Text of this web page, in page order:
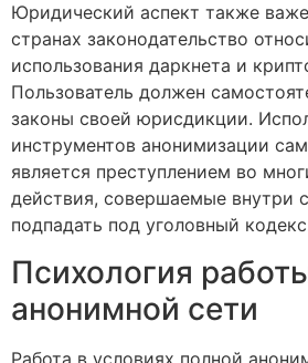
Юридический аспект также
странах законодательство
использования даркнета и
Пользователь должен
законы своей юрисдикции.
инструментов анонимизации
является преступлением во
действия, совершаемые внутри
подпадать под уголовный
Психология
анонимной сети
Работа в условиях полной